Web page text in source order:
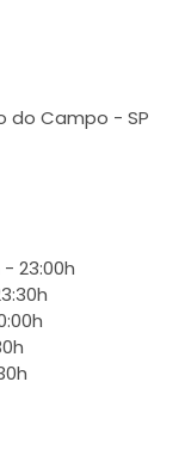
do Campo - SP
- 23:00h